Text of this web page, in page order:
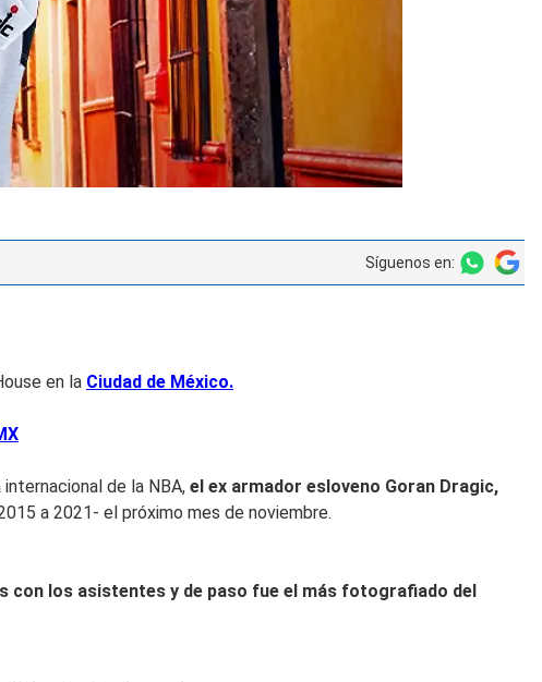
Síguenos en:
en la Ciudad de México.
de la NBA, el ex armador esloveno Goran Dragic,
a 2021- el próximo mes de noviembre.
con los asistentes y de paso fue el más fotografiado del